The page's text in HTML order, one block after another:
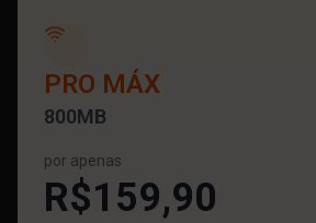
PRO MÁX
800MB
por apenas
R$159,90